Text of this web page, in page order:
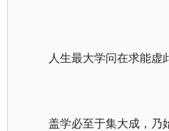
人生最大学问在求能虚
盖学必至于集大成，乃